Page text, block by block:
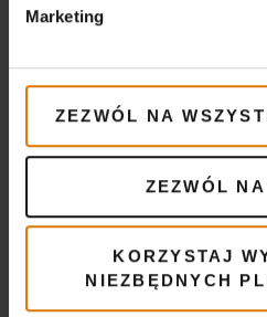
Marketing
ZEZWÓL NA
ZEZWÓL
KORZYSTAJ
NIEZBĘDNYCH
wyposażony w
przygotowanie całego
pakiet inteligentnych
cyfrowemu wskazaniu
do zakończenia
produktów na
wyświetlaczu grilla, a